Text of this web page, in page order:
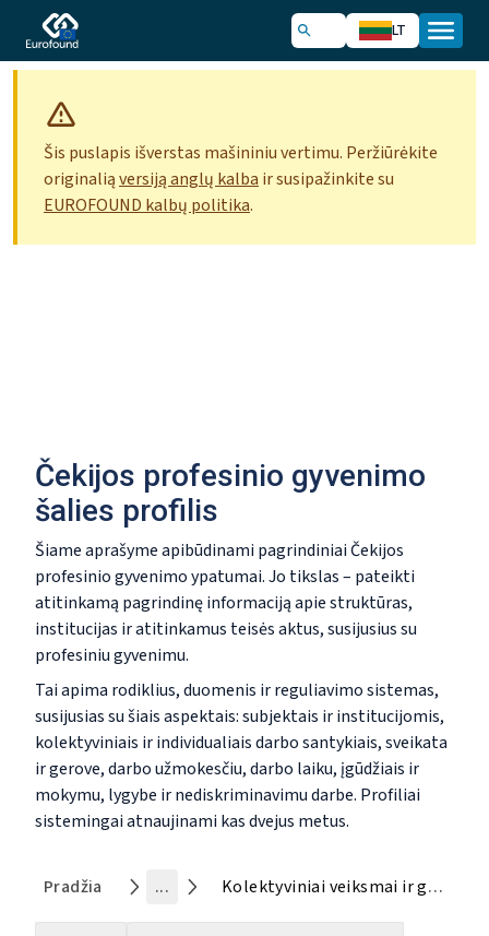
LT
Šis puslapis išverstas mašininiu vertimu. Peržiūrėkite
originaliąversiją anglų kalba ir susipažinkite su
EUROFOUND kalbų politika.
Čekijos profesinio gyvenimo
šalies profilis
Šiame aprašyme apibūdinami pagrindiniai Čekijos
profesinio gyvenimo ypatumai. Jo tikslas – pateikti
atitinkamą pagrindinę informaciją apie struktūras,
institucijas ir atitinkamus teisės aktus, susijusius su
profesiniu gyvenimu.
Tai apima rodiklius, duomenis ir reguliavimo sistemas,
susijusias su šiais aspektais: subjektais ir institucijomis,
kolektyviniais ir individualiais darbo santykiais, sveikata
ir gerove, darbo užmokesčiu, darbo laiku, įgūdžiais ir
mokymu, lygybe ir nediskriminavimu darbe. Profiliai
sistemingai atnaujinami kas dvejus metus.
Pradžia ... Kolektyviniai veiksmai ir ginčai